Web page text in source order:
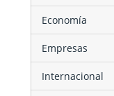
Economía
Empresas
Internacional